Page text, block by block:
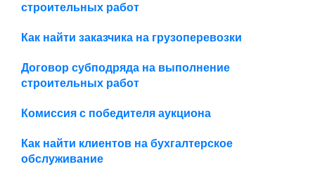
строительных работ
Как найти заказчика на грузоперевозки
Договор субподряда на выполнение
строительных работ
Комиссия с победителя аукциона
Как найти клиентов на бухгалтерское
обслуживание